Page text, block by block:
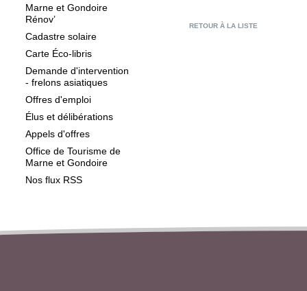
Marne et Gondoire
Rénov’
Cadastre solaire
Carte Éco-libris
Demande d'intervention
- frelons asiatiques
Offres d'emploi
Élus et délibérations
Appels d'offres
Office de Tourisme de
Marne et Gondoire
Nos flux RSS
RETOUR À LA LISTE